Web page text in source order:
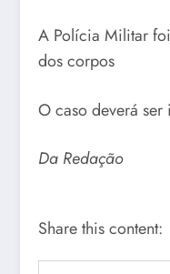
A Polícia Militar
dos corpos
O caso deverá
Da Redação
Share this content: